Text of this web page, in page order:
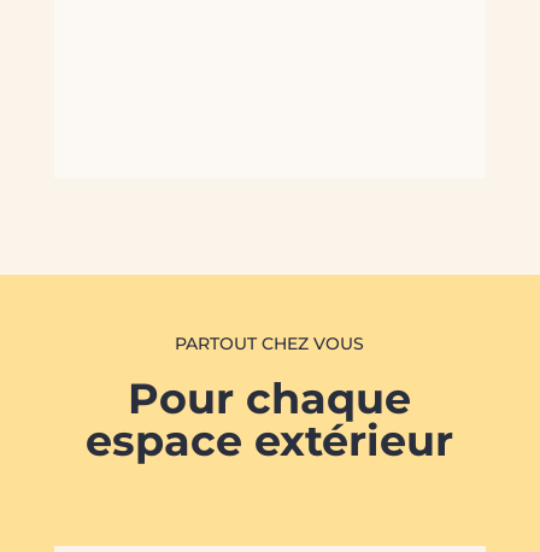
PARTOUT CHEZ VOUS
Pour chaque
espace extérieur